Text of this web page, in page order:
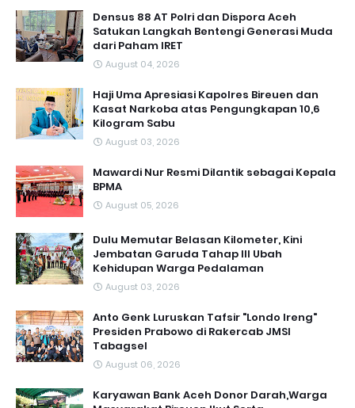
Densus 88 AT Polri dan Dispora Aceh
Satukan Langkah Bentengi Generasi Muda
dari Paham IRET
August 04, 2026
Haji Uma Apresiasi Kapolres Bireuen dan
Kasat Narkoba atas Pengungkapan 10,6
Kilogram Sabu
August 03, 2026
Mawardi Nur Resmi Dilantik sebagai Kepala
BPMA
August 05, 2026
Dulu Memutar Belasan Kilometer, Kini
Jembatan Garuda Tahap III Ubah
Kehidupan Warga Pedalaman ‎
August 03, 2026
Anto Genk Luruskan Tafsir "Londo Ireng"
Presiden Prabowo di Rakercab JMSI
Tabagsel
August 06, 2026
Karyawan Bank Aceh Donor Darah,Warga